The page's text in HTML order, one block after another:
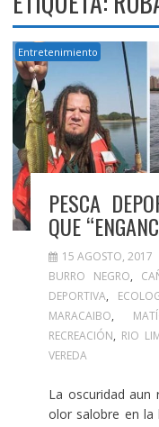
Entretenimiento
PESCA
QUE
15 AGOSTO, 2017
BURRO NEGRO,
DEPORTIVA,
MARACAIBO,
RECREACIÓN, RIO
VEREDA
La oscuridad aun
olor salobre en la